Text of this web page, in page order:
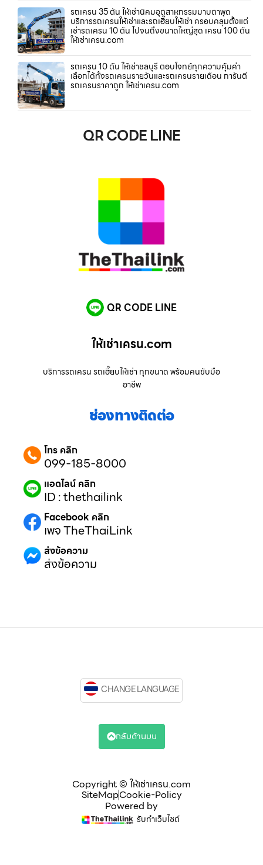
รถเครน 35 ตัน ให้เช่านิคมอุตสาหกรรมมาบตาพุด
บริการรถเครนให้เช่าและรถเฮี๊ยบให้เช่า ครอบคลุมตั้งแต่
เช่ารถเครน 10 ตัน ไปจนถึงขนาดใหญ่สุด เครน 100 ตัน
ให้เช่าเครน.com
รถเครน 10 ตัน ให้เช่าชลบุรี ตอบโจทย์ทุกความคุ้มค่า
เลือกได้ทั้งรถเครนรายวันและรถเครนรายเดือน การันตี
รถเครนราคาถูก ให้เช่าเครน.com
QR CODE LINE
QR CODE LINE
ให้เช่าเครน.com
บริการรถเครน รถเฮี๊ยบให้เช่า ทุกขนาด พร้อมคนขับมือ
อาชีพ
ช่องทางติดต่อ
โทร คลิก
099-185-8000
แอดไลน์ คลิก
ID : thethailink
Facebook คลิก
เพจ TheThaiLink
ส่งข้อความ
ส่งข้อความ
Copyright © ให้เช่าเครน.com
SiteMapCookie-Policy
Powered by
รับทำเว็บไซต์
CHANGE LANGUAGE
กลับด้านบน